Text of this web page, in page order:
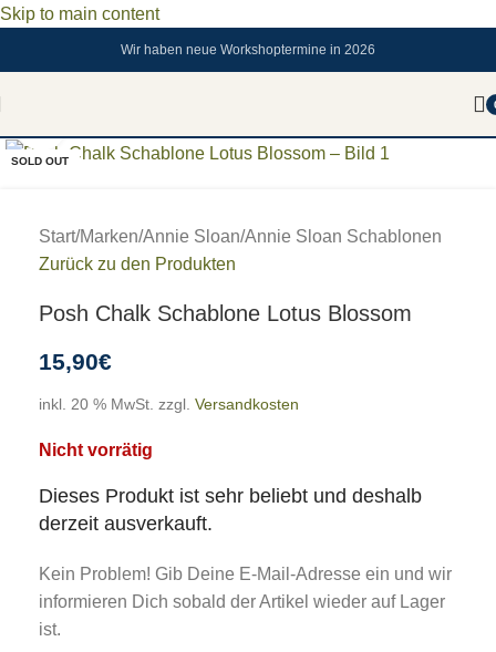
Skip to main content
Wir haben neue Workshoptermine in 2026
SOLD OUT
Start/Marken/Annie Sloan/Annie Sloan Schablonen
Zurück zu den Produkten
Posh Chalk Schablone Lotus Blossom
15,90€
inkl. 20 % MwSt. zzgl. Versandkosten
Nicht vorrätig
Dieses Produkt ist sehr beliebt und deshalb
derzeit ausverkauft.
Kein Problem! Gib Deine E-Mail-Adresse ein und wir
informieren Dich sobald der Artikel wieder auf Lager
ist.